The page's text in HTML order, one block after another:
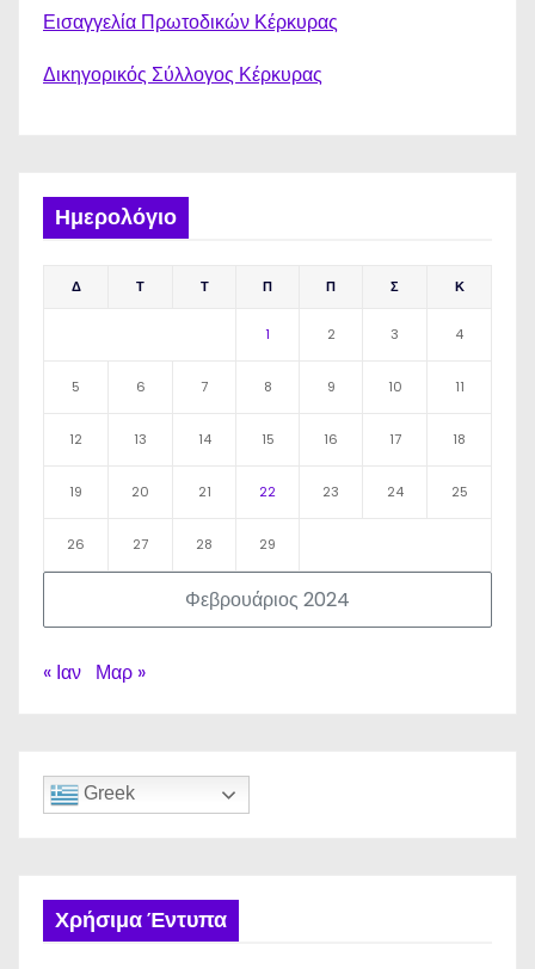
Εισαγγελία Πρωτοδικών Κέρκυρας
Δικηγορικός Σύλλογος Κέρκυρας
Ημερολόγιο
Φεβρουάριος 2024
Δ Τ Τ Π Π Σ Κ
1 2 3 4
5 6 7 8 9 10 11
12 13 14 15 16 17 18
19 20 21 22 23 24 25
26 27 28 29
« Ιαν Μαρ »
Greek
Χρήσιμα Έντυπα